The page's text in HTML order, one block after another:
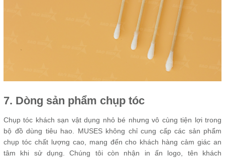
7. Dòng sản phẩm chụp tóc
Chụp tóc khách sạn vật dụng nhỏ bé nhưng vô cùng tiện lợi trong
bộ đồ dùng tiêu hao. MUSES không chỉ cung cấp các sản phẩm
chụp tóc chất lượng cao, mang đến cho khách hàng cảm giác an
tâm khi sử dụng. Chúng tôi còn nhận in ấn logo, tên khách